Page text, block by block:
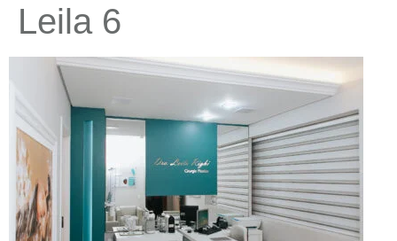
Leila 6